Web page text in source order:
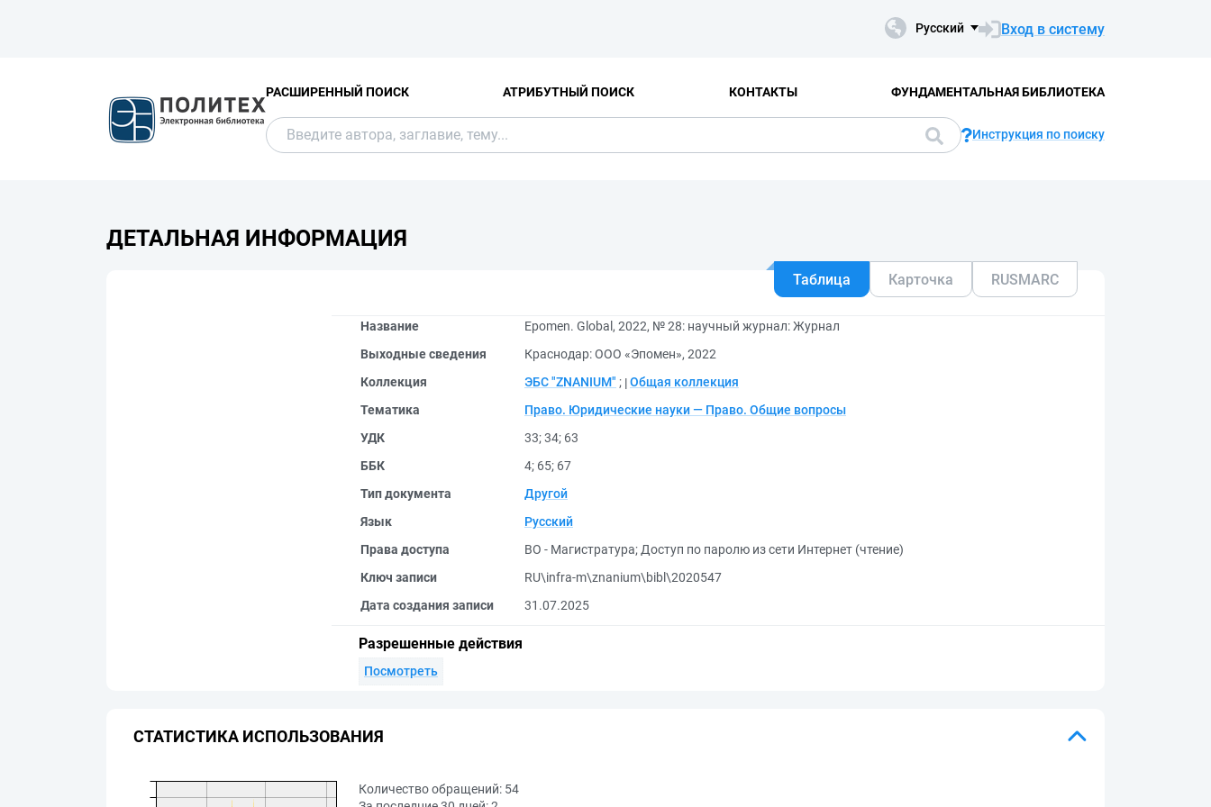
Русский Вход в систему
РАСШИРЕННЫЙ ПОИСК АТРИБУТНЫЙ ПОИСК КОНТАКТЫ ФУНДАМЕНТАЛЬНАЯ БИБЛИОТЕКА
Инструкция по поиску
ДЕТАЛЬНАЯ ИНФОРМАЦИЯ
Таблица Карточка RUSMARC
Название
Epomen. Global, 2022, № 28: научный журнал: Журнал
Выходные сведения
Краснодар: ООО «Эпомен», 2022
Коллекция
ЭБС "ZNANIUM" ; Общая коллекция
Тематика
Право. Юридические науки — Право. Общие вопросы
УДК
33;34; 63
ББК
4; 65; 67
Тип документа
Другой
Язык
Русский
Права доступа
ВО - Магистратура; Доступ по паролю из сети Интернет (чтение)
Ключ записи
RU\infra-m\znanium\bibl\2020547
Дата создания записи
31.07.2025
Разрешенные действия
Посмотреть
СТАТИСТИКА ИСПОЛЬЗОВАНИЯ
Количество обращений: 54